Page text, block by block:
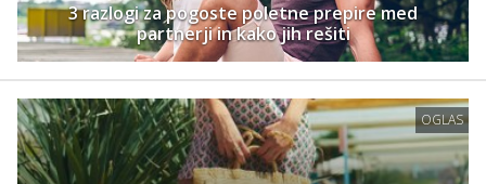
3 razlogi za pogoste poletne prepire med
partnerji in kako jih rešiti
OGLAS